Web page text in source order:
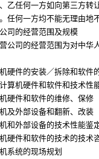
乙任何一方如向第三方转
任何一方均不能无理由地
司的经营范围及规模
公司的经营范围为对中华
机硬件的安装／拆除和软件
计算机硬件和软件和技术性
机硬件和软件的维修、保修
机及外部设备和翻新、改装
机和外部设备的技术性能鉴
机硬件和软件的技术的技术
系统的现场规划